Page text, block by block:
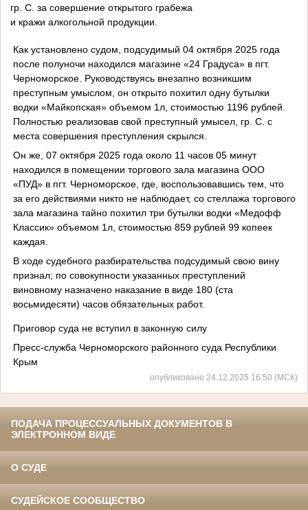
гр. С. за совершение открытого грабежа
и кражи алкогольной продукции.
Как установлено судом, подсудимый 04 октября 2025 года
после полуночи находился магазине «24 Градуса» в пгт.
Черноморское. Руководствуясь внезапно возникшим
преступным умыслом, он открыто похитил одну бутылки
водки «Майкопская» объемом 1л, стоимостью 1196 рублей.
Полностью реализовав свой преступный умысел, гр. С. с
места совершения преступления скрылся.
Он же, 07 октября 2025 года около 11 часов 05 минут
находился в помещении торгового зала магазина ООО
«ПУД» в пгт. Черноморское, где, воспользовавшись тем, что
за его действиями никто не наблюдает, со стеллажа торгового
зала магазина тайно похитил три бутылки водки «Медофф
Классик» объемом 1л, стоимостью 859 рублей 99 копеек
каждая.
В ходе судебного разбирательства подсудимый свою вину
признал; по совокупности указанных преступлений
виновному назначено наказание в виде 180 (ста
восьмидесяти) часов обязательных работ.
Приговор суда не вступил в законную силу
Пресс-служба Черноморского районного суда Республики
Крым
опубликовано 24.12.2025 16:50 (МСК)
ПОДАЧА ПРОЦЕССУАЛЬНЫХ ДОКУМЕНТОВ В
ЭЛЕКТРОННОМ ВИДЕ
О СУДЕ
СУДЕЙСКОЕ СООБЩЕСТВО